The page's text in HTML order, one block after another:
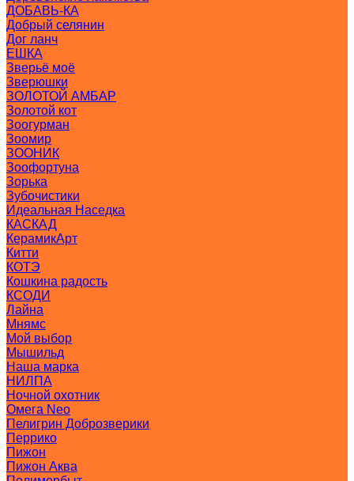
ДОБАВЬ-КА
Добрый селянин
Дог ланч
ЕШКА
Зверьё моё
Зверюшки
ЗОЛОТОЙ АМБАР
Золотой кот
Зоогурман
Зоомир
ЗООНИК
Зоофортуна
Зорька
Зубочистики
Идеальная Наседка
КАСКАД
КерамикАрт
Китти
КОТЭ
Кошкина радость
КСОДИ
Лайна
Мнямс
Мой выбор
Мышильд
Наша марка
НИЛПА
Ночной охотник
Омега Neo
Пелигрин Доброзверики
Перрико
Пижон
Пижон Аква